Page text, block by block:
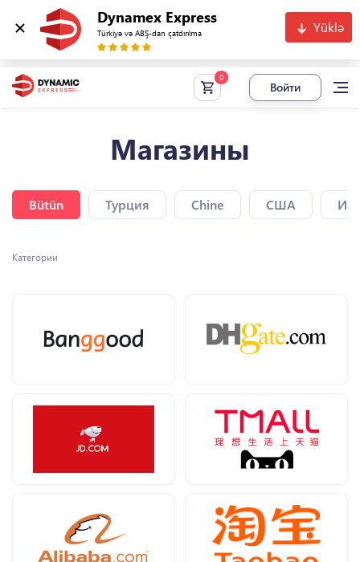
Dynamex Express
Türkiyə və ABŞ-dan çatdırılma Yüklə
Войти
Магазины
Bütün Турция Chine США
Категории